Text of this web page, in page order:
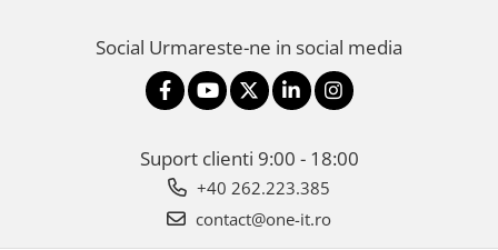
Social Urmareste-ne in social media
Suport clienti 9:00 - 18:00
+40 262.223.385
contact@one-it.ro